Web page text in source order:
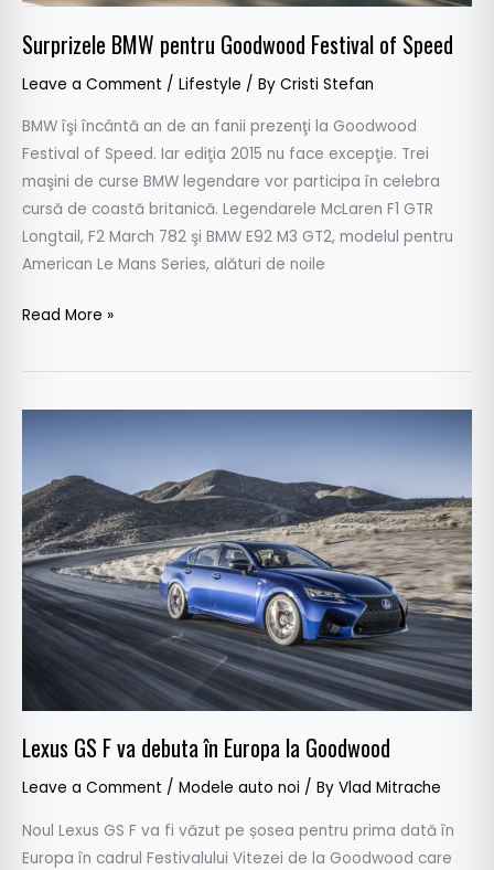
Surprizele BMW pentru Goodwood Festival of Speed
Leave a Comment / Lifestyle / By Cristi Stefan
BMW îşi încântă an de an fanii prezenţi la Goodwood
Festival of Speed. Iar ediţia 2015 nu face excepţie. Trei
maşini de curse BMW legendare vor participa în celebra
cursă de coastă britanică. Legendarele McLaren F1 GTR
Longtail, F2 March 782 şi BMW E92 M3 GT2, modelul pentru
American Le Mans Series, alături de noile
Read More »
Lexus GS F va debuta în Europa la Goodwood
Leave a Comment / Modele auto noi / By Vlad Mitrache
Noul Lexus GS F va fi văzut pe șosea pentru prima dată în
Europa în cadrul Festivalului Vitezei de la Goodwood care
va
debuta
în
Europa
la
Goodwood